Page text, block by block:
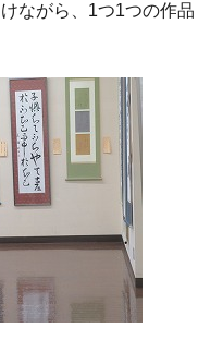
ながら、1つ1つの作品